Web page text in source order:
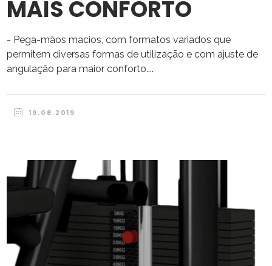
MAIS CONFORTO
- Pega-mãos macios, com formatos variados que
permitem diversas formas de utilização e com ajuste de
angulação para maior conforto....
19.08.2019